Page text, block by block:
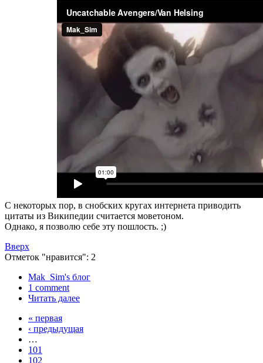
С некоторых пор, в снобских кругах интернета приводить
цитаты из Википедии считается моветоном.
Однако, я позволю себе эту пошлость. ;)
Вверх
Отметок "нравится": 2
Mak_Sim's блог
1 comment
Читать далее
« первая
‹ предыдущая
…
101
102